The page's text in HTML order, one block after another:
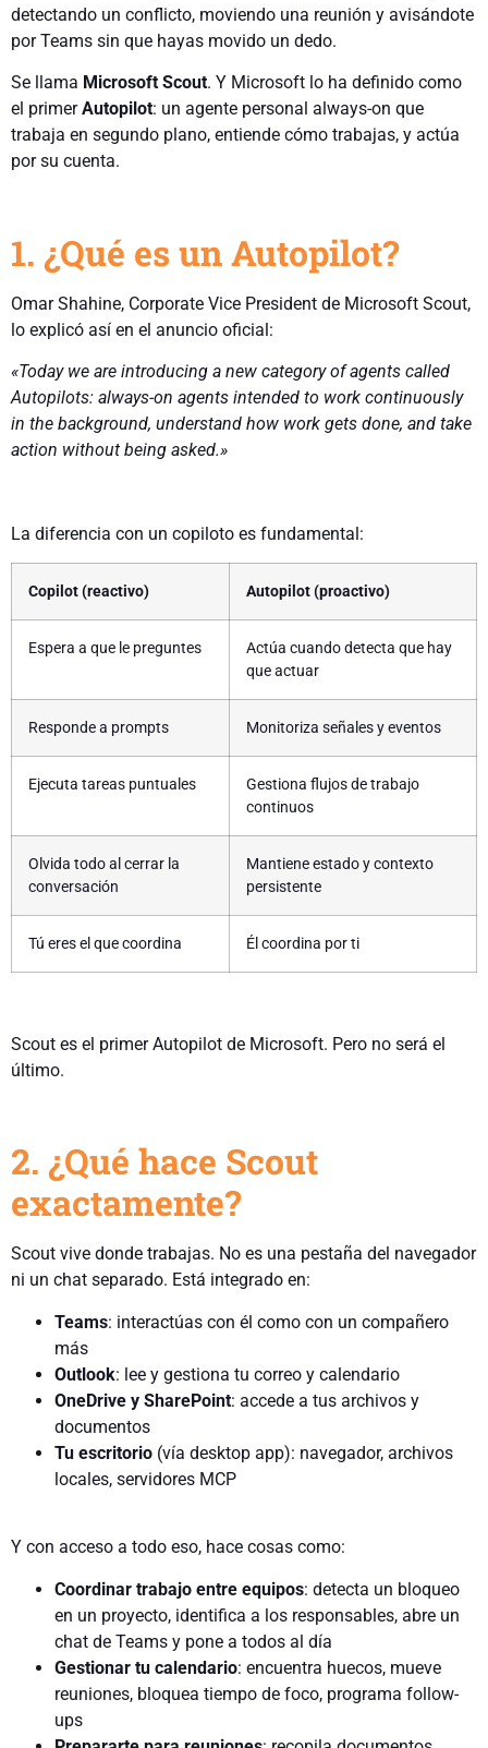
detectando un conflicto, moviendo una reunión y avisándote
por Teams sin que hayas movido un dedo.
Se llama Microsoft Scout. Y Microsoft lo ha definido como
el primerAutopilot: un agente personal always-on que
trabaja en segundo plano, entiende cómo trabajas, y actúa
por su cuenta.
1. ¿Qué es un Autopilot?
Omar Shahine, Corporate Vice President de Microsoft Scout,
lo explicó así en el anuncio oficial:
«Today we are introducing a new category of agents called
Autopilots: always-on agents intended to work continuously
in the background, understand how work gets done, and take
action without being asked.»
La diferencia con un copiloto es fundamental:
Copilot (reactivo) Autopilot (proactivo)
Espera a que le preguntes
Actúa cuando detecta que hay
que actuar
Responde a prompts Monitoriza señales y eventos
Ejecuta tareas puntuales
Gestiona flujos de trabajo
continuos
Olvida todo al cerrar la
conversación
Mantiene estado y contexto
persistente
Tú eres el que coordina Él coordina por ti
Scout es el primer Autopilot de Microsoft. Pero no será el
último.
2. ¿Qué hace Scout
exactamente?
Scout vive donde trabajas. No es una pestaña del navegador
ni un chat separado. Está integrado en:
Teams: interactúas con él como con un compañero
más
Outlook: lee y gestiona tu correo y calendario
OneDrive y SharePoint: accede a tus archivos y
documentos
Tu escritorio (vía desktop app): navegador, archivos
locales, servidores MCP
Y con acceso a todo eso, hace cosas como:
Coordinar trabajo entre equipos: detecta un bloqueo
en un proyecto, identifica a los responsables, abre un
chat de Teams y pone a todos al día
Gestionar tu calendario: encuentra huecos, mueve
reuniones, bloquea tiempo de foco, programa follow-
ups